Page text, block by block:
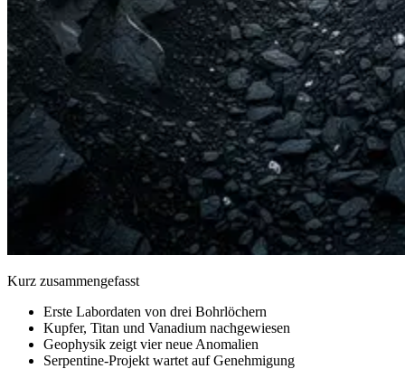
Kurz zusammengefasst
Erste Labordaten von drei Bohrlöchern
Kupfer, Titan und Vanadium nachgewiesen
Geophysik zeigt vier neue Anomalien
Serpentine-Projekt wartet auf Genehmigung